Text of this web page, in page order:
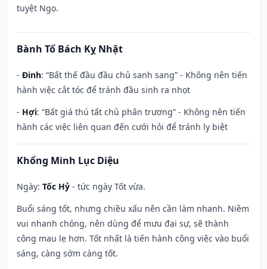
tuyệt Ngọ.
Bành Tổ Bách Kỵ Nhật
- Đinh: “Bất thế đầu đầu chủ sanh sang” - Không nên tiến
hành việc cắt tóc để tránh đầu sinh ra nhọt
- Hợi: “Bất giá thú tất chủ phân trương” - Không nên tiến
hành các việc liên quan đến cưới hỏi để tránh ly biệt
Khổng Minh Lục Diệu
Ngày: Tốc Hỷ - tức ngày Tốt vừa.
Buổi sáng tốt, nhưng chiều xấu nên cần làm nhanh. Niềm
vui nhanh chóng, nên dùng để mưu đại sự, sẽ thành
công mau lẹ hơn. Tốt nhất là tiến hành công việc vào buổi
sáng, càng sớm càng tốt.